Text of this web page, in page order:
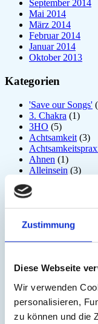
Zustimmung
Diese Webseite
Wir verwenden
personalisieren,
zu können und die
September 2014
Mai 2014
März 2014
Februar 2014
Januar 2014
Oktober 2013
Kategorien
'Save our Songs'
3. Chakra (1)
3HO (5)
Achtsamkeit (3)
Ahnen (1)
Alleinsein (3)
Amrit Vela
Astrologie(1)
Aufrichtung(2)
Autonomes
Ayurveda(6)
Balance